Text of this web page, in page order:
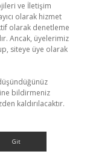
ve İletişim
olarak hizmet
olarak denetleme
Ancak, üyelerimiz
siteye üye olarak
bildirmeniz
kaldırılacaktır.